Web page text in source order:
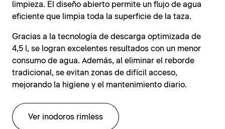
limpieza. El diseño abierto permite un flujo de agua
eficiente que limpia toda la superficie de la taza.
Gracias a la tecnología de descarga optimizada de
4,5 l, se logran excelentes resultados con un menor
consumo de agua. Además, al eliminar el reborde
tradicional, se evitan zonas de difícil acceso,
mejorando la higiene y el mantenimiento diario.
Ver inodoros rimless